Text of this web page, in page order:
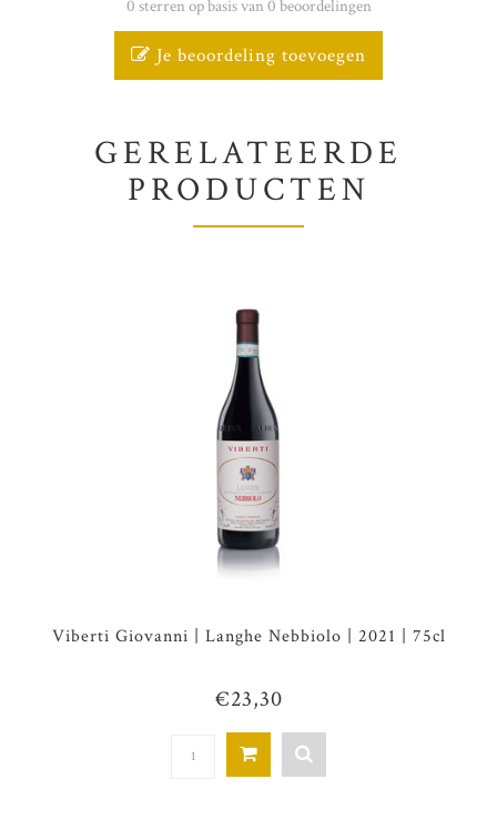
0 sterren op basis van 0 beoordelingen
Je beoordeling toevoegen
GERELATEERDE
PRODUCTEN
Viberti Giovanni | Langhe Nebbiolo | 2021 | 75cl
€23,30